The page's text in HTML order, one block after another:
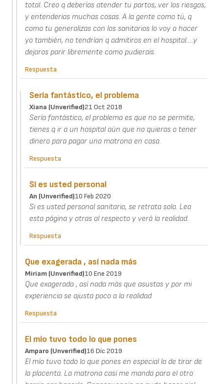
total. Creo q deberías atender tu partos, ver los riesgos,
y entenderias muchas cosas. A la gente como tú, q
como tu generalizas con los sanitarios lo voy a hacer
yo también, no tendrían q admitiros en el hospital.....y
dejaros parir libremente como pudierais.
Respuesta
Sería fantástico, el problema
Xiana (unverified)21 Oct 2018
Sería fantástico, el problema es que no se permite,
tienes q ir a un hospital aún que no quieras o tener
dinero para pagar una matrona en casa.
Respuesta
Si es usted personal
An (unverified)10 Feb 2020
Si es usted personal sanitario, se retrata sola. Lea
esta página y otras al respecto y verá la realidad.
Respuesta
Que exagerada , así nada más
Miriam (unverified)10 Ene 2019
Que exagerada , así nada más que asustas y por mi
experiencia se ajusta poco a la realidad
Respuesta
El mío tuvo todo lo que pones
Amparo (unverified)16 Dic 2019
El mío tuvo todo lo que pones en especial lo de tirar de
la placenta. La matrona casi me manda para el otro